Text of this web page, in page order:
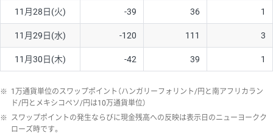
11月28日(火) -39 36 1
11月29日(水) -120 111 3
11月30日(木) -42 39 1
※ 1万通貨単位のスワップポイント（ハンガリーフォリント/円と南アフリカラン
ド/円とメキシコペソ/円は10万通貨単位）
※ スワップポイントの発生ならびに現金残高への反映は表示日のニューヨークク
ローズ時です。